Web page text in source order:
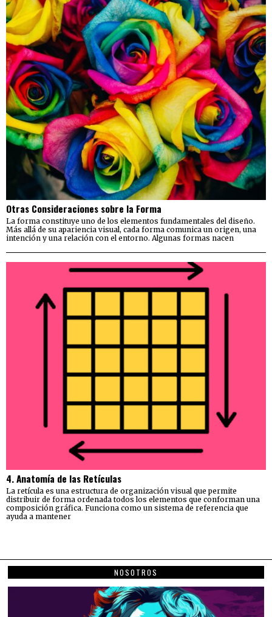
Otras Consideraciones sobre la Forma
La forma constituye uno de los elementos fundamentales del diseño.
Más allá de su apariencia visual, cada forma comunica un origen, una
intención y una relación con el entorno. Algunas formas nacen
4. Anatomía de las Retículas
La retícula es una estructura de organización visual que permite
distribuir de forma ordenada todos los elementos que conforman una
composición gráfica. Funciona como un sistema de referencia que
ayuda a mantener
NOSOTROS